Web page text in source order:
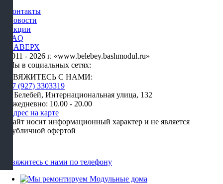
Контакты
Новости
Акции
FAQ
НАВЕРХ
2011 - 2026 г. «www.belebey.bashmodul.ru»
Мы в социальных сетях:
СВЯЖИТЕСЬ С НАМИ:
+7 (927) 3303319
г. Белебей, Интернациональная улица, 132
Ежедневно: 10.00 - 20.00
Адрес на карте
Сайт носит информационный характер и не является
публичной офертой